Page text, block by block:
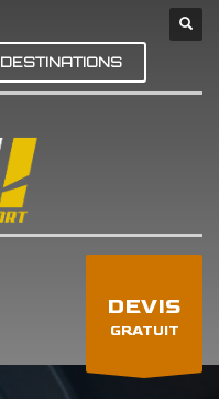
DESTINATIONS
DEVIS
GRATUIT